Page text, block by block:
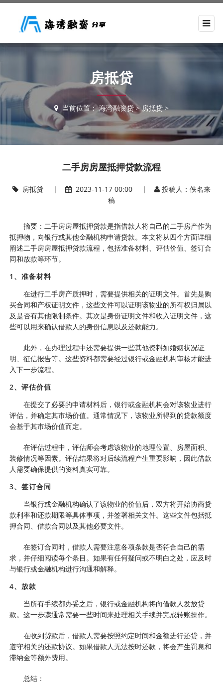
房抵贷
当前位置：海湾融资贷>房抵贷>
二手房房屋抵押贷款流程
房抵贷| 2023-11-17 00:00 |
投稿人：佚名来
稿
摘要：二手房房屋抵押贷款是指借款人将自己的二手房产作为
抵押物，向银行或其他金融机构申请贷款。本文将从四个方面详细
阐述二手房房屋抵押贷款流程，包括准备材料、评估价值、签订合
同和放款等环节。
1、准备材料
在进行二手房产质押时，需要提供相关的证明文件。首先是购
买合同和产权证明文件，这些文件可以证明该物业的所有权归属以
及是否有其他限制条件。其次是身份证明文件和收入证明文件，这
些可以用来确认借款人的身份信息以及还款能力。
此外，在办理过程中还需要提供一些其他资料如婚姻状况证
明、征信报告等。这些资料都需要经过银行或金融机构审核才能进
入下一步流程。
2、评估价值
在提交了必要的申请材料后，银行或金融机构会对该物业进行
评估，并确定其市场价值。通常情况下，该物业所得到的贷款额度
会基于其市场价值而定。
在评估过程中，评估师会考虑该物业的地理位置、房屋面积、
装修情况等因素。评估结果将对后续流程产生重要影响，因此借款
人需要确保提供的资料真实可靠。
3、签订合同
当银行或金融机构确认了该物业的价值后，双方将开始协商贷
款利率和还款期限等具体事项，并签署相关文件。这些文件包括抵
押合同、借款合同以及其他必要文件。
在签订合同时，借款人需要注意各项条款是否符合自己的需
求，并仔细阅读每个条目。如果有任何疑问或不明白之处，应及时
与银行或金融机构进行沟通和解释。
4、放款
当所有手续都办妥之后，银行或金融机构将向借款人发放贷
款。这一步骤通常需要一些时间来处理相关手续并完成转账操作。
在收到贷款后，借款人需要按照约定时间和金额进行还贷，并
遵守相关的还款协议。如果借款人无法按时还款，将会产生罚息和
滞纳金等额外费用。
总结：